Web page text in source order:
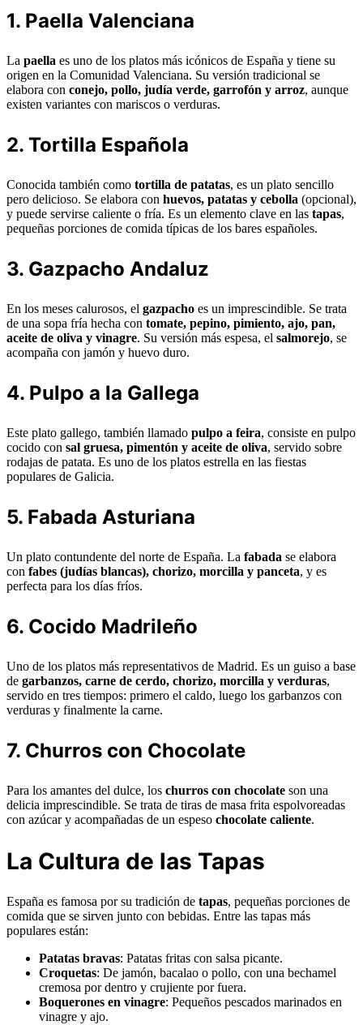
1. Paella Valenciana
La paella es uno de los platos más icónicos de España y tiene su
origen en la Comunidad Valenciana. Su versión tradicional se
elabora con conejo, pollo, judía verde, garrofón y arroz, aunque
existen variantes con mariscos o verduras.
2. Tortilla Española
Conocida también como tortilla de patatas, es un plato sencillo
pero delicioso. Se elabora con huevos, patatas y cebolla (opcional),
y puede servirse caliente o fría. Es un elemento clave en las tapas,
pequeñas porciones de comida típicas de los bares españoles.
3. Gazpacho Andaluz
En los meses calurosos, el gazpacho es un imprescindible. Se trata
de una sopa fría hecha con tomate, pepino, pimiento, ajo, pan,
aceite de oliva y vinagre. Su versión más espesa, el salmorejo, se
acompaña con jamón y huevo duro.
4. Pulpo a la Gallega
Este plato gallego, también llamado pulpo a feira, consiste en pulpo
cocido con sal gruesa, pimentón y aceite de oliva, servido sobre
rodajas de patata. Es uno de los platos estrella en las fiestas
populares de Galicia.
5. Fabada Asturiana
Un plato contundente del norte de España. La fabada se elabora
con fabes (judías blancas), chorizo, morcilla y panceta, y es
perfecta para los días fríos.
6. Cocido Madrileño
Uno de los platos más representativos de Madrid. Es un guiso a base
de garbanzos, carne de cerdo, chorizo, morcilla y verduras,
servido en tres tiempos: primero el caldo, luego los garbanzos con
verduras y finalmente la carne.
7. Churros con Chocolate
Para los amantes del dulce, los churros con chocolate son una
delicia imprescindible. Se trata de tiras de masa frita espolvoreadas
con azúcar y acompañadas de un espeso chocolate caliente.
La Cultura de las Tapas
España es famosa por su tradición de tapas, pequeñas porciones de
comida que se sirven junto con bebidas. Entre las tapas más
populares están:
Patatas bravas: Patatas fritas con salsa picante.
Croquetas: De jamón, bacalao o pollo, con una bechamel
cremosa por dentro y crujiente por fuera.
Boquerones en vinagre: Pequeños pescados marinados en
vinagre y ajo.